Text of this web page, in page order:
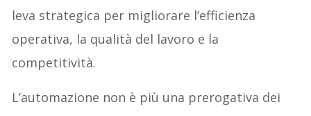
leva strategica per migliorare l’efficienza
operativa, la qualità del lavoro e la
competitività.
L’automazione non è più una prerogativa dei